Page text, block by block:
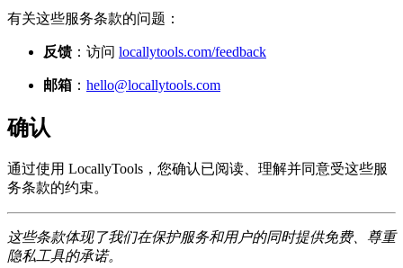
有关这些服务条款的问题：
反馈 ：访问 locallytools.com/feedback
邮箱 ： hello@locallytools.com
确认
通过使用 LocallyTools，您确认已阅读、理解并同意受这些服
务条款的约束。
这些条款体现了我们在保护服务和用户的同时提供免费、尊重
隐私工具的承诺。